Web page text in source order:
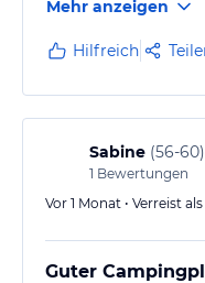
Mehr anzeigen
Hilfreich
Sabine (56-60)
1 Bewertungen
Vor 1 Monat • Verreist
Guter